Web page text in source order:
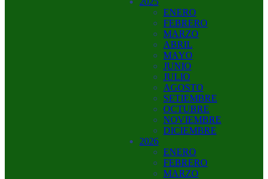
ENERO
FEBRERO
MARZO
ABRIL
MAYO
JUNIO
JULIO
AGOSTO
SETIEMBRE
OCTUBRE
NOVIEMBRE
DICIEMBRE
2026
ENERO
FEBRERO
MARZO